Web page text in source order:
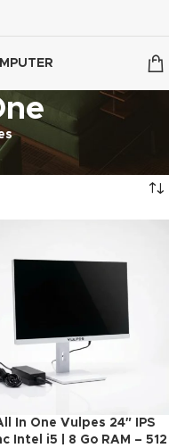
One 2 résultats affichés
In One Vulpes 24″ IPS
Intel i5 | 8 Go RAM – 512